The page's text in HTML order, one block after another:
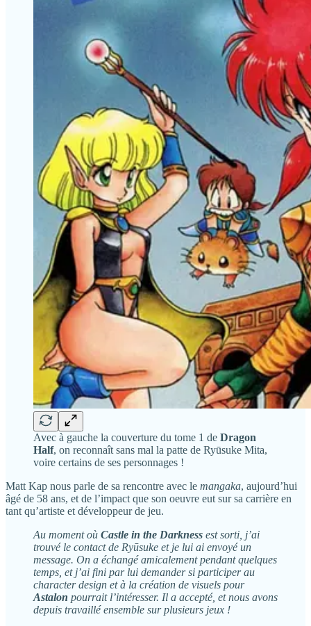
Avec à gauche la couverture du tome 1 de Dragon
Half, on reconnaît sans mal la patte de Ryūsuke Mita,
voire certains de ses personnages !
Matt Kap nous parle de sa rencontre avec le mangaka, aujourd’hui
âgé de 58 ans, et de l’impact que son oeuvre eut sur sa carrière en
tant qu’artiste et développeur de jeu.
Au moment où Castle in the Darkness est sorti, j’ai
trouvé le contact de Ryūsuke et je lui ai envoyé un
message. On a échangé amicalement pendant quelques
temps, et j’ai fini par lui demander si participer au
character design et à la création de visuels pour
Astalon pourrait l’intéresser. Il a accepté, et nous avons
depuis travaillé ensemble sur plusieurs jeux !